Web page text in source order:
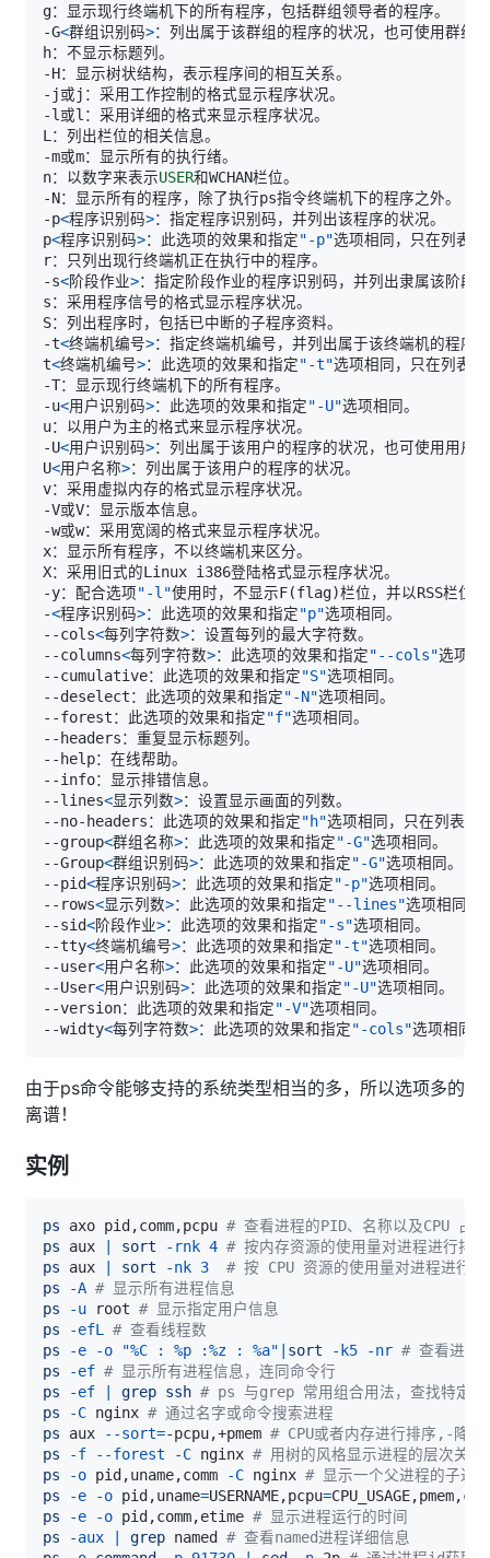
-G<群组识别码>
n：以数字来表示USER
-p<程序识别码>
p<程序识别码>：此选项的效果和指定"-p"
-s<阶段作业>
-t<终端机编号>
t<终端机编号>：此选项的效果和指定"-t"
-u<用户识别码>：此选项的效果和指定"-U"
-U<用户识别码>
U<用户名称>
-y：配合选项"-l"使用时，不显示F(flag)
-<程序识别码>：此选项的效果和指定"p"
--cols<每列字符数>
--columns<每列字符数>：此选项的效果和指定"--cols"
--cumulative：此选项的效果和指定"S"
--deselect：此选项的效果和指定"-N"
--forest：此选项的效果和指定"f"
--lines<显示列数>
--no-headers：此选项的效果和指定"h"
--group<群组名称>：此选项的效果和指定"-G"
--Group<群组识别码>：此选项的效果和指定"-G"
--pid<程序识别码>：此选项的效果和指定"-p"
--rows<显示列数>：此选项的效果和指定"--lines"
--sid<阶段作业>：此选项的效果和指定"-s"
--tty<终端机编号>：此选项的效果和指定"-t"
--user<用户名称>：此选项的效果和指定"-U"
--User<用户识别码>：此选项的效果和指定"-U"
--version：此选项的效果和指定"-V"
--widty<每列字符数>：此选项的效果和指定"-cols"
由于ps命令能够支持的系统类型相当的多，所以选项多的
离谱！
实例
ps axo pid,comm,pcpu # 查看进程的PID、名称以及CPU 占
ps aux sort -rnk 4 # 按内存资源的使用量对进程进行排序
ps aux sort -nk 3
# 按 CPU 资源的使用量对进程进行排
ps
-A # 显示所有进程信息
ps
-u root # 显示指定用户信息
ps
-efL
# 查看线程数
ps
-e -o "%C : %p :%z : %a" sort -k5 -nr # 查看进程
ps
-ef # 显示所有进程信息，连同命令行
ps
-ef grep ssh # ps 与grep 常用组合用法，查找特定进
ps
-C nginx # 通过名字或命令搜索进程
ps aux --sort=-pcpu,+pmem # CPU或者内存进行排序,-降序
ps
-f --forest -C nginx # 用树的风格显示进程的层次关系
ps
-o pid,uname,comm -C nginx # 显示一个父进程的子进程
ps
-e -o pid,uname=USERNAME,pcpu=
ps
-e -o pid,comm,etime # 显示进程运行的时间
ps
-aux grep named # 查看named进程详细信息